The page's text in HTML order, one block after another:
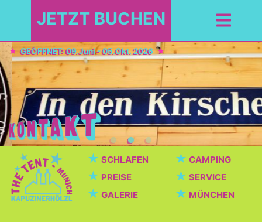
JETZT BUCHEN
GEÖFFNET: 09.Juni - 05.Okt. 2026
★ SCHLAFEN ★ CAMPING
★ PREISE ★ SERVICE
★ GALERIE ★ MÜNCHEN